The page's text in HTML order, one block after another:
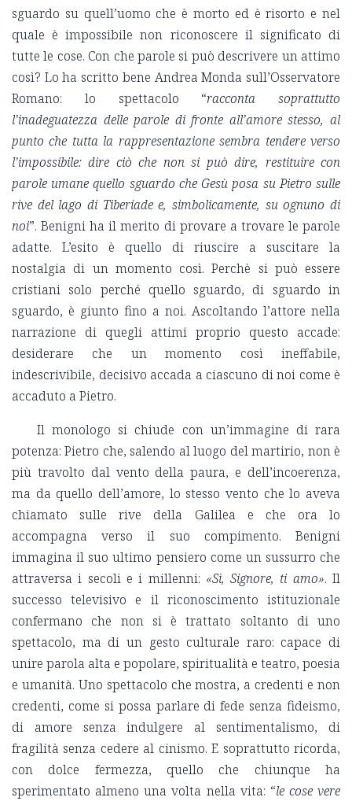
sguardo su quell’uomo che è morto ed è risorto e nel
quale è impossibile non riconoscere il significato di
tutte le cose. Con che parole si può descrivere un attimo
così? Lo ha scritto bene Andrea Monda sull’Osservatore
Romano: lo spettacolo “racconta soprattutto
l’inadeguatezza delle parole di fronte all’amore stesso, al
punto che tutta la rappresentazione sembra tendere verso
l’impossibile: dire ciò che non si può dire, restituire con
parole umane quello sguardo che Gesù posa su Pietro sulle
rive del lago di Tiberiade e, simbolicamente, su ognuno di
noi”. Benigni ha il merito di provare a trovare le parole
adatte. L’esito è quello di riuscire a suscitare la
nostalgia di un momento così. Perchè si può essere
cristiani solo perché quello sguardo, di sguardo in
sguardo, è giunto fino a noi. Ascoltando l’attore nella
narrazione di quegli attimi proprio questo accade:
desiderare che un momento così ineffabile,
indescrivibile, decisivo accada a ciascuno di noi come è
accaduto a Pietro.
Il monologo si chiude con un’immagine di rara
potenza: Pietro che, salendo al luogo del martirio, non è
più travolto dal vento della paura, e dell’incoerenza,
ma da quello dell’amore, lo stesso vento che lo aveva
chiamato sulle rive della Galilea e che ora lo
accompagna verso il suo compimento. Benigni
immagina il suo ultimo pensiero come un sussurro che
attraversa i secoli e i millenni: «Sì, Signore, ti amo». Il
successo televisivo e il riconoscimento istituzionale
confermano che non si è trattato soltanto di uno
spettacolo, ma di un gesto culturale raro: capace di
unire parola alta e popolare, spiritualità e teatro, poesia
e umanità. Uno spettacolo che mostra, a credenti e non
credenti, come si possa parlare di fede senza fideismo,
di amore senza indulgere al sentimentalismo, di
fragilità senza cedere al cinismo. E soprattutto ricorda,
con dolce fermezza, quello che chiunque ha
sperimentato almeno una volta nella vita: “le cose vere